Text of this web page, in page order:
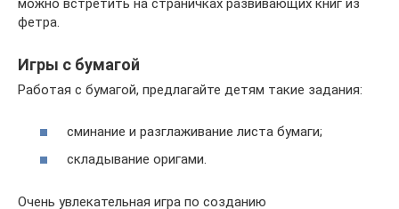
можно встретить на страничках развивающих книг из
фетра.
Игры с бумагой
Работая с бумагой, предлагайте детям такие задания:
сминание и разглаживание листа бумаги;
складывание оригами.
Очень увлекательная игра по созданию